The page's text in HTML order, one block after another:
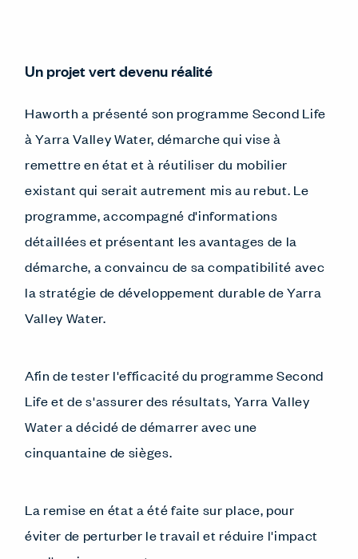
Un projet vert devenu réalité
Haworth a présenté son programme Second Life
à Yarra Valley Water, démarche qui vise à
remettre en état et à réutiliser du mobilier
existant qui serait autrement mis au rebut. Le
programme, accompagné d'informations
détaillées et présentant les avantages de la
démarche, a convaincu de sa compatibilité avec
la stratégie de développement durable de Yarra
Valley Water.
Afin de tester l'efficacité du programme Second
Life et de s'assurer des résultats, Yarra Valley
Water a décidé de démarrer avec une
cinquantaine de sièges.
La remise en état a été faite sur place, pour
éviter de perturber le travail et réduire l'impact